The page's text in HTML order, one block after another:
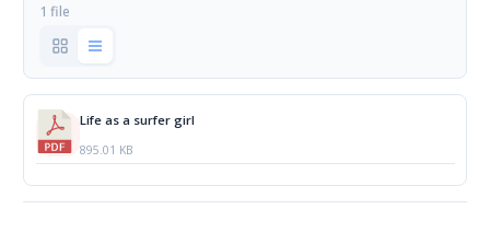
1 file
Life as a surfer girl
895.01 KB